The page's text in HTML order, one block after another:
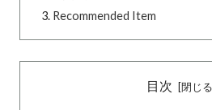
Recommended Item
目次